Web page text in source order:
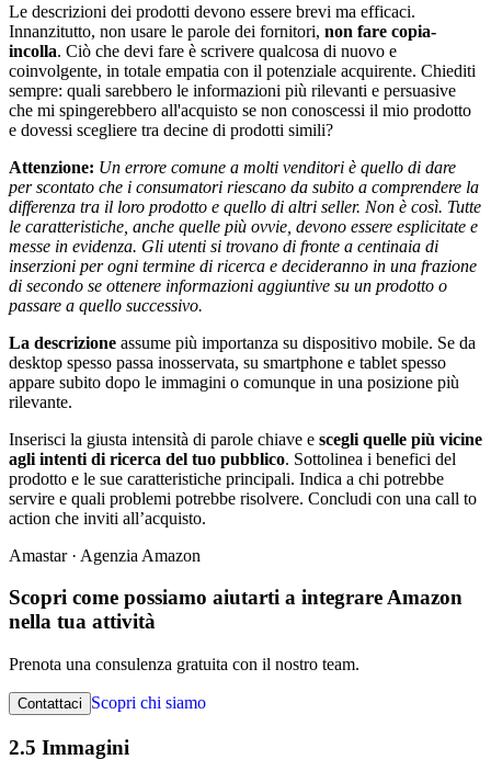
Le descrizioni dei prodotti devono essere brevi ma efficaci.
Innanzitutto, non usare le parole dei fornitori, non fare copia-
incolla. Ciò che devi fare è scrivere qualcosa di nuovo e
coinvolgente, in totale empatia con il potenziale acquirente. Chiediti
sempre: quali sarebbero le informazioni più rilevanti e persuasive
che mi spingerebbero all'acquisto se non conoscessi il mio prodotto
e dovessi scegliere tra decine di prodotti simili?
Attenzione: Un errore comune a molti venditori è quello di dare
per scontato che i consumatori riescano da subito a comprendere la
differenza tra il loro prodotto e quello di altri seller. Non è così. Tutte
le caratteristiche, anche quelle più ovvie, devono essere esplicitate e
messe in evidenza. Gli utenti si trovano di fronte a centinaia di
inserzioni per ogni termine di ricerca e decideranno in una frazione
di secondo se ottenere informazioni aggiuntive su un prodotto o
passare a quello successivo.
La descrizione assume più importanza su dispositivo mobile. Se da
desktop spesso passa inosservata, su smartphone e tablet spesso
appare subito dopo le immagini o comunque in una posizione più
rilevante.
Inserisci la giusta intensità di parole chiave e scegli quelle più vicine
agli intenti di ricerca del tuo pubblico. Sottolinea i benefici del
prodotto e le sue caratteristiche principali. Indica a chi potrebbe
servire e quali problemi potrebbe risolvere. Concludi con una call to
action che inviti all’acquisto.
Amastar · Agenzia Amazon
Scopri come possiamo aiutarti a integrare Amazon
nella tua attività
Prenota una consulenza gratuita con il nostro team.
Contattaci Scopri chi siamo
2.5 Immagini